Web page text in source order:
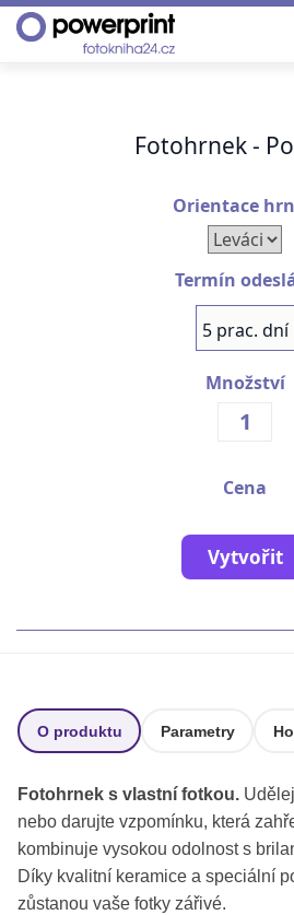
Pevná vazba, sešity, poukazy
Nástěnné, stolní i roční
Tisk fotografií od 2,90 Kč
Fotoknihy a dárky pro školy
Hrnky, magnety, trička…
Fotohrnek -
Orientace
Termín
5 prac. dní
Množství
Cena
Vytvořit
O produktu Parametry
Fotohrnek s vlastní fotkou.
nebo darujte vzpomínku, která
kombinuje vysokou odolnost s
Díky kvalitní keramice a speciální
zůstanou vaše fotky zářivé.